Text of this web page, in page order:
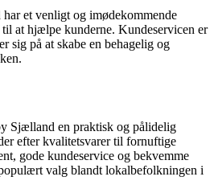
et venligt og imødekommende
at hjælpe kunderne. Kundeservicen er
sig på at skabe en behagelig og
Sjælland en praktisk og pålidelig
efter kvalitetsvarer til fornuftige
gode kundeservice og bekvemme
valg blandt lokalbefolkningen i